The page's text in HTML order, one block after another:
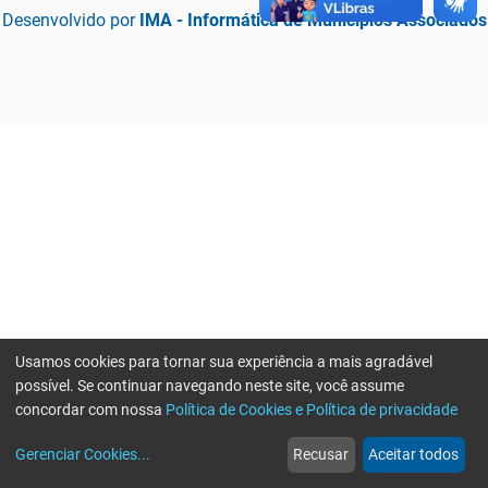
Desenvolvido por IMA - Informática de Municípios Associados
web
Notícias
more_horiz
Mais
Usamos cookies para tornar sua experiência a mais agradável
possível. Se continuar navegando neste site, você assume
concordar com nossa Política de Cookies e Política de privacidade
Gerenciar Cookies... Recusar Aceitar todos
Erro ao enviar informações, por favor tente novamente